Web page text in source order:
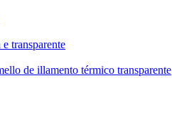
transparente
de illamento térmico transparente